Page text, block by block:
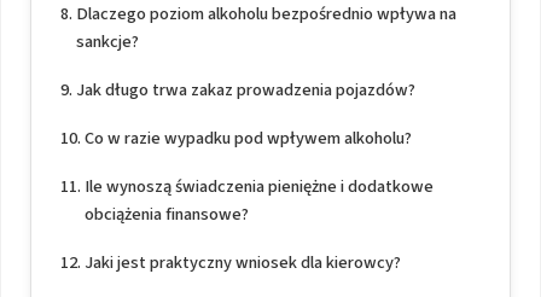
Dlaczego poziom alkoholu bezpośrednio wpływa na
sankcje?
Jak długo trwa zakaz prowadzenia pojazdów?
Co w razie wypadku pod wpływem alkoholu?
Ile wynoszą świadczenia pieniężne i dodatkowe
obciążenia finansowe?
Jaki jest praktyczny wniosek dla kierowcy?